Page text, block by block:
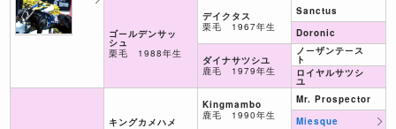
ゴールデンサッ
シュ
栗毛 1988年生
キングカメハメ
デイクタス
栗毛 1967年生
ダイナサツシユ
鹿毛 1979年生
Kingmambo
鹿毛 1990年生
Sanctus
Doronic
ノーザンテース
ト
ロイヤルサツシ
ユ
Mr. Prospector
Miesque